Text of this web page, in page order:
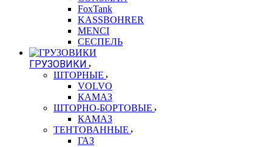
FoxTank
KASSBOHRER
MENCI
СЕСПЕЛЬ
ГРУЗОВИКИ
ШТОРНЫЕ
VOLVO
КАМАЗ
ШТОРНО-БОРТОВЫЕ
КАМАЗ
ТЕНТОВАННЫЕ
ГАЗ